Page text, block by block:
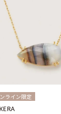
ライン限定